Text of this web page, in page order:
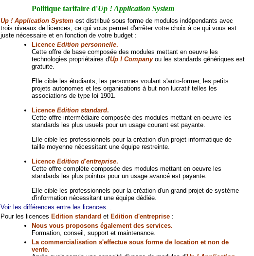
Politique tarifaire d'Up ! Application System
Up ! Application System est distribué sous forme de modules indépendants avec
trois niveaux de licences, ce qui vous permet d'arrêter votre choix à ce qui vous est
juste nécessaire et en fonction de votre budget :
Licence Edition personnelle.
Cette offre de base composée des modules mettant en oeuvre les
technologies propriétaires d'Up ! Companyou les standards génériques est
gratuite.
Elle cible les étudiants, les personnes voulant s'auto-former, les petits
projets autonomes et les organisations à but non lucratif telles les
associations de type loi 1901.
Licence Edition standard.
Cette offre intermédiaire composée des modules mettant en oeuvre les
standards les plus usuels pour un usage courant est payante.
Elle cible les professionnels pour la création d'un projet informatique de
taille moyenne nécessitant une équipe restreinte.
Licence Edition d'entreprise.
Cette offre complète composée des modules mettant en oeuvre les
standards les plus pointus pour un usage avancé est payante.
Elle cible les professionnels pour la création d'un grand projet de système
d'information nécessitant une équipe dédiée.
Voir les différences entre les licences...
Pour les licences Edition standard et Edition d'entreprise:
Nous vous proposons également des services.
Formation, conseil, support et maintenance.
La commercialisation s'effectue sous forme de location et non de
vente.